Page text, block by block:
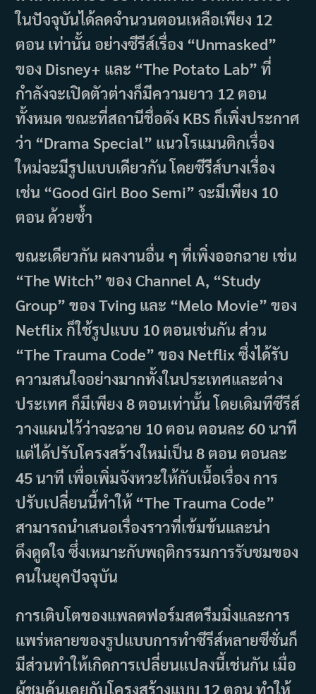
ในปัจจุบันได้ลดจำนวนตอนเหลือเพียง 12
ตอน เท่านั้น อย่างซีรีส์เรื่อง “Unmasked”
ของ Disney+ และ “The Potato Lab” ที่
กำลังจะเปิดตัวต่างก็มีความยาว 12 ตอน
ทั้งหมด ขณะที่สถานีชื่อดัง KBS ก็เพิ่งประกาศ
ว่า “Drama Special” แนวโรแมนติกเรื่อง
ใหม่จะมีรูปแบบเดียวกัน โดยซีรีส์บางเรื่อง
เช่น “Good Girl Boo Semi” จะมีเพียง 10
ตอน ด้วยซ้ำ
ขณะเดียวกัน ผลงานอื่น ๆ ที่เพิ่งออกฉาย เช่น
“The Witch” ของ Channel A, “Study
Group” ของ Tving และ “Melo Movie” ของ
Netflix ก็ใช้รูปแบบ 10 ตอนเช่นกัน ส่วน
“The Trauma Code” ของ Netflix ซึ่งได้รับ
ความสนใจอย่างมากทั้งในประเทศและต่าง
ประเทศ ก็มีเพียง 8 ตอนเท่านั้น โดยเดิมทีซีรีส์
วางแผนไว้ว่าจะฉาย 10 ตอน ตอนละ 60 นาที
แต่ได้ปรับโครงสร้างใหม่เป็น 8 ตอน ตอนละ
45 นาที เพื่อเพิ่มจังหวะให้กับเนื้อเรื่อง การ
ปรับเปลี่ยนนี้ทำให้ “The Trauma Code”
สามารถนำเสนอเรื่องราวที่เข้มข้นและน่า
ดึงดูดใจ ซึ่งเหมาะกับพฤติกรรมการรับชมของ
คนในยุคปัจจุบัน
การเติบโตของแพลตฟอร์มสตรีมมิ่งและการ
แพร่หลายของรูปแบบการทำซีรีส์หลายซีซั่นก็
มีส่วนทำให้เกิดการเปลี่ยนแปลงนี้เช่นกัน เมื่อ
ผู้ชมคุ้นเคยกับโครงสร้างแบบ 12 ตอน ทำให้